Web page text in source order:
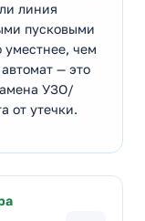
линия
пусковыми
уместнее, чем
— это
УЗО/
от утечки.